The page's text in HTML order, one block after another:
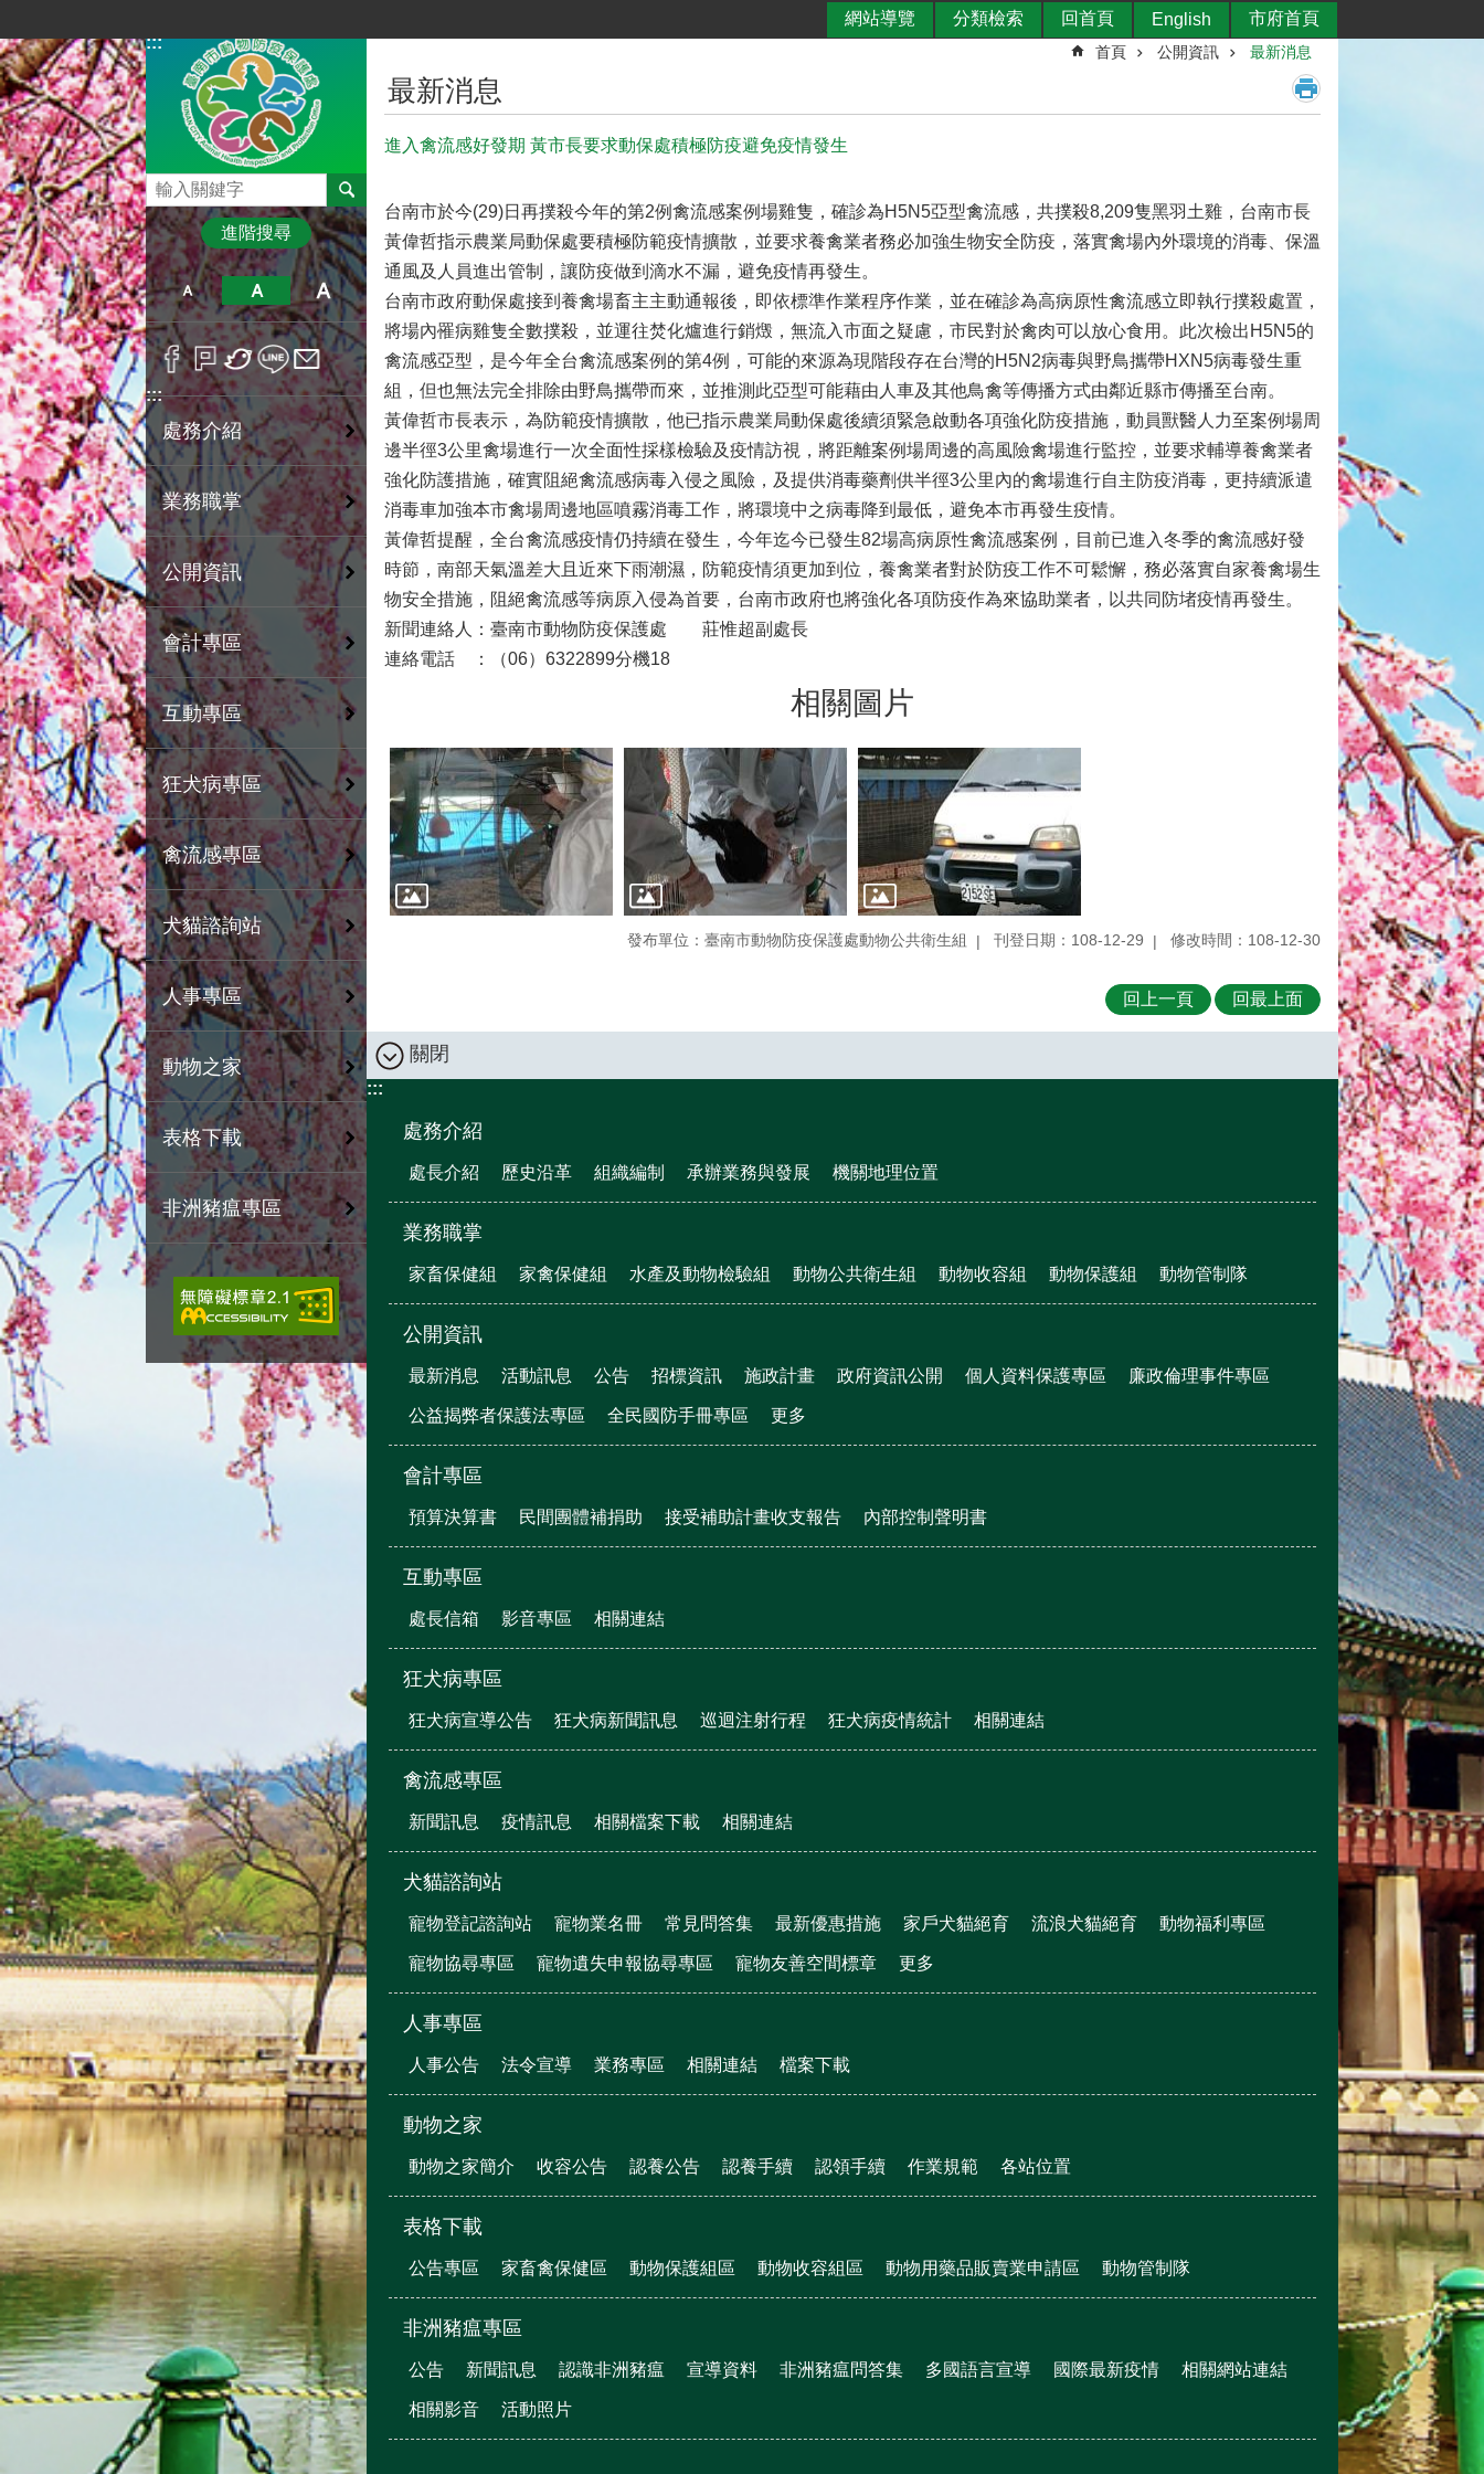
:::
網站導覽 分類檢索 回首頁 English 市府首頁
搜尋
進階搜尋
:::
處務介紹
業務職掌
公開資訊
會計專區
互動專區
狂犬病專區
禽流感專區
犬貓諮詢站
人事專區
動物之家
表格下載
非洲豬瘟專區
::: 首頁 公開資訊 最新消息
最新消息
進入禽流感好發期 黃市長要求動保處積極防疫避免疫情發生
台南市於今(29)日再撲殺今年的第2例禽流感案例場雞隻，確診為H5N5亞型禽流感，共撲殺8,209隻黑羽土雞，台南市長
黃偉哲指示農業局動保處要積極防範疫情擴散，並要求養禽業者務必加強生物安全防疫，落實禽場內外環境的消毒、保溫
通風及人員進出管制，讓防疫做到滴水不漏，避免疫情再發生。
台南市政府動保處接到養禽場畜主主動通報後，即依標準作業程序作業，並在確診為高病原性禽流感立即執行撲殺處置，
將場內罹病雞隻全數撲殺，並運往焚化爐進行銷燬，無流入市面之疑慮，市民對於禽肉可以放心食用。此次檢出H5N5的
禽流感亞型，是今年全台禽流感案例的第4例，可能的來源為現階段存在台灣的H5N2病毒與野鳥攜帶HXN5病毒發生重
組，但也無法完全排除由野鳥攜帶而來，並推測此亞型可能藉由人車及其他鳥禽等傳播方式由鄰近縣市傳播至台南。
黃偉哲市長表示，為防範疫情擴散，他已指示農業局動保處後續須緊急啟動各項強化防疫措施，動員獸醫人力至案例場周
邊半徑3公里禽場進行一次全面性採樣檢驗及疫情訪視，將距離案例場周邊的高風險禽場進行監控，並要求輔導養禽業者
強化防護措施，確實阻絕禽流感病毒入侵之風險，及提供消毒藥劑供半徑3公里內的禽場進行自主防疫消毒，更持續派遣
消毒車加強本市禽場周邊地區噴霧消毒工作，將環境中之病毒降到最低，避免本市再發生疫情。
黃偉哲提醒，全台禽流感疫情仍持續在發生，今年迄今已發生82場高病原性禽流感案例，目前已進入冬季的禽流感好發
時節，南部天氣溫差大且近來下雨潮濕，防範疫情須更加到位，養禽業者對於防疫工作不可鬆懈，務必落實自家養禽場生
物安全措施，阻絕禽流感等病原入侵為首要，台南市政府也將強化各項防疫作為來協助業者，以共同防堵疫情再發生。
新聞連絡人：臺南市動物防疫保護處 莊惟超副處長
連絡電話 ：（06）6322899分機18
相關圖片
發布單位：臺南市動物防疫保護處動物公共衛生組 刊登日期：108-12-29 修改時間：108-12-30
回上一頁 回最上面
關閉
:::
處務介紹
處長介紹 歷史沿革 組織編制 承辦業務與發展 機關地理位置
業務職掌
家畜保健組 家禽保健組 水產及動物檢驗組 動物公共衛生組 動物收容組 動物保護組 動物管制隊
公開資訊
最新消息 活動訊息 公告 招標資訊 施政計畫 政府資訊公開 個人資料保護專區 廉政倫理事件專區
公益揭弊者保護法專區 全民國防手冊專區 更多
會計專區
預算決算書 民間團體補捐助 接受補助計畫收支報告 內部控制聲明書
互動專區
處長信箱 影音專區 相關連結
狂犬病專區
狂犬病宣導公告 狂犬病新聞訊息 巡迴注射行程 狂犬病疫情統計 相關連結
禽流感專區
新聞訊息 疫情訊息 相關檔案下載 相關連結
犬貓諮詢站
寵物登記諮詢站 寵物業名冊 常見問答集 最新優惠措施 家戶犬貓絕育 流浪犬貓絕育 動物福利專區
寵物協尋專區 寵物遺失申報協尋專區 寵物友善空間標章 更多
人事專區
人事公告 法令宣導 業務專區 相關連結 檔案下載
動物之家
動物之家簡介 收容公告 認養公告 認養手續 認領手續 作業規範 各站位置
表格下載
公告專區 家畜禽保健區 動物保護組區 動物收容組區 動物用藥品販賣業申請區 動物管制隊
非洲豬瘟專區
公告 新聞訊息 認識非洲豬瘟 宣導資料 非洲豬瘟問答集 多國語言宣導 國際最新疫情 相關網站連結
相關影音 活動照片